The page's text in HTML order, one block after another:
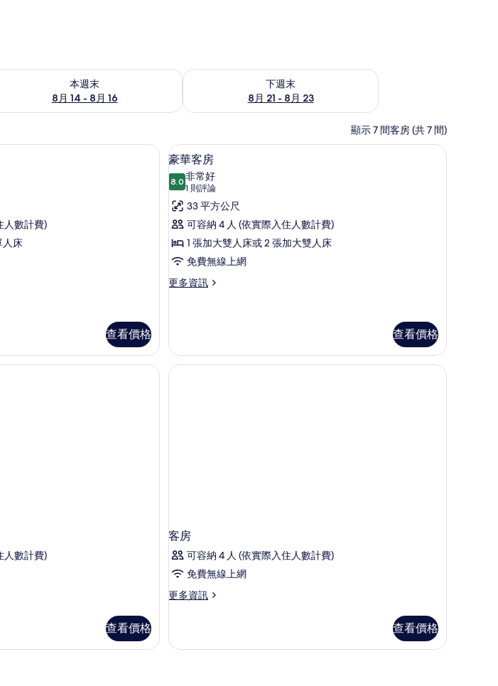
本週末
8月 14 - 8月 16
本週末 (8月 14 - 8月 16) 的供應情況
下週末
8月 21 - 8月 23
查看下週末 (8月 21 - 8月 23) 的供應情況
顯示 7 間客房 (共 7 間)
高級客房 | 高級寢具、迷你吧、客房內保險箱、書桌
人數計費)
人床
查看價格
顯
示
豪
華
客
房
的
所
豪華客房 | 高級寢具、迷你吧、客房內保險箱
11
豪華客房
8.08.0 分，滿分 10 分
非常好
1 則評論
(1
則
評
論)
33 平方公尺
可容納 4 人 (依實際入住人數計費)
1 張加大雙人床或 2 張加大雙人床
免費無線上網
更多資訊
更
房
的
詳
查看價格
人數計費)
查看價格
客房
可容納 4 人 (依實際入住人數計費)
免費無線上網
更多資訊
更
的
查看價格